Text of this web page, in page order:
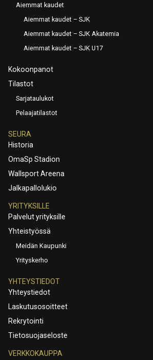
Aiemmat kaudet
Aiemmat kaudet – SJK
Aiemmat kaudet – SJK Akatemia
Aiemmat kaudet – SJK U17
Kokoonpanot
Tilastot
Sarjataulukot
Pelaajatilastot
SEURA
Historia
OmaSp Stadion
Wallsport Areena
Jalkapallolukio
YRITYKSILLE
Palvelut yrityksille
Yhteistyössä
Meidän Kaupunki
Yrityskerho
YHTEYSTIEDOT
Yhteystiedot
Laskutusosoitteet
Rekrytointi
Tietosuojaseloste
VERKKOKAUPPA